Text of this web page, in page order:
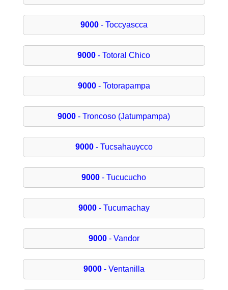
9000- Toccyascca
9000 - Totoral Chico
9000- Totorapampa
9000 - Troncoso (Jatumpampa)
9000- Tucsahauycco
9000 - Tucucucho
9000- Tucumachay
9000- Vandor
9000- Ventanilla